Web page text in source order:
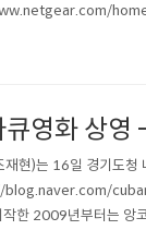
www.netgear.com/
나스
영화 상영
현)는 16일 경기도청
blog.naver.com/
한 2009년부터는 앙